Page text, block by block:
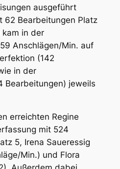
ausgeführt
62 Bearbeitungen Platz
kam in der
Anschlägen/Min. auf
(142
in der
Bearbeitungen) jeweils
erreichten Regine
mit 524
5, Irena Saueressig
Min.) und Flora